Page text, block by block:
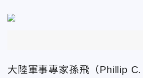
大陸軍事專家孫飛（Phillip